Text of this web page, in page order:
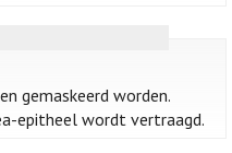
gemaskeerd worden.
epitheel wordt vertraagd.